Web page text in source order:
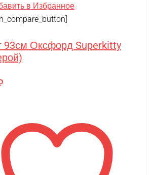
в Избранное
93см Оксфорд Superkitty